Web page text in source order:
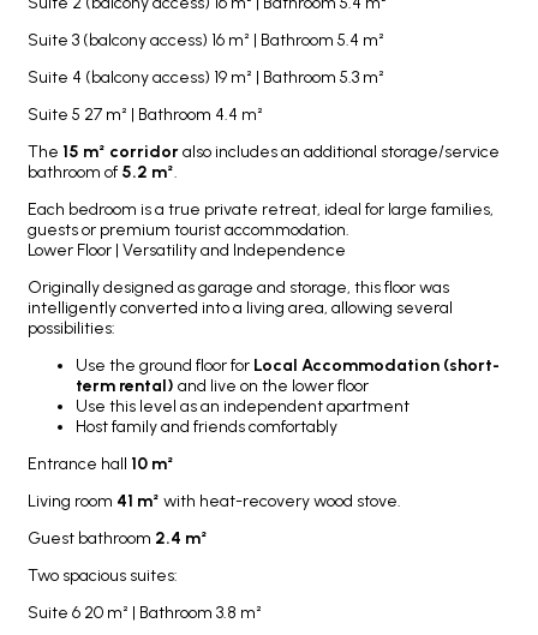
Suite 3 (balcony access) 16 m² | Bathroom 5.4 m²
Suite 4 (balcony access) 19 m² | Bathroom 5.3 m²
Suite 5 27 m² | Bathroom 4.4 m²
The 15 m² corridoralso includes an additional storage/service
bathroom of5.2 m².
Each bedroom is a true private retreat, ideal for large families,
guests or premium tourist accommodation.
Lower Floor | Versatility and Independence
Originally designed as garage and storage, this floor was
intelligently converted into a living area, allowing several
possibilities:
Use the ground floor for Local Accommodation (short-
term rental) and live on the lower floor
Use this level as an independent apartment
Host family and friends comfortably
Entrance hall 10 m²
Living room 41 m² with heat-recovery wood stove.
Guest bathroom 2.4 m²
Two spacious suites:
Suite 6 20 m² | Bathroom 3.8 m²